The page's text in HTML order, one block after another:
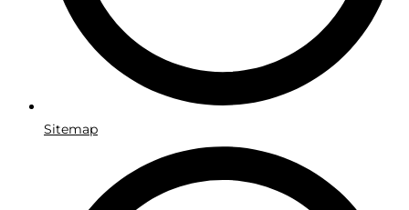
Sitemap